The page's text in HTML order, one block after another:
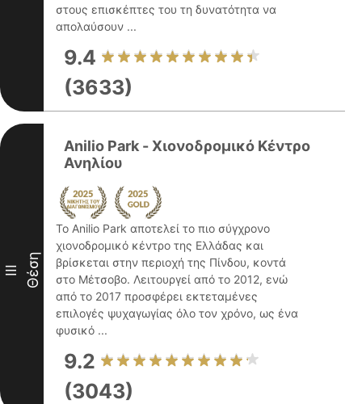
στους επισκέπτες του τη δυνατότητα να
απολαύσουν ...
9.4
(3633)
III Θέση
Anilio Park - Χιονοδρομικό Κέντρο
Ανηλίου
Το Anilio Park αποτελεί το πιο σύγχρονο
χιονοδρομικό κέντρο της Ελλάδας και
βρίσκεται στην περιοχή της Πίνδου, κοντά
στο Μέτσοβο. Λειτουργεί από το 2012, ενώ
από το 2017 προσφέρει εκτεταμένες
επιλογές ψυχαγωγίας όλο τον χρόνο, ως ένα
φυσικό ...
9.2
(3043)